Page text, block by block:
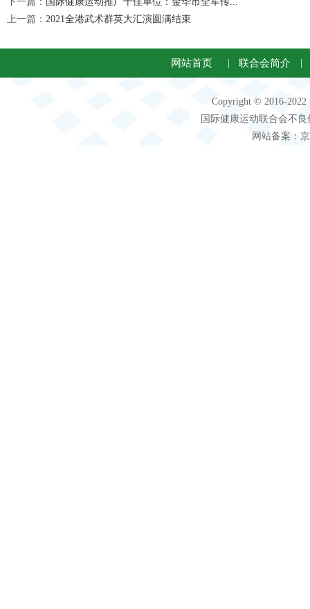
上一篇： 2021全港武术群英大汇演圆满结束
网站首页 联合会简介
Copyright © 2016-
国际健康运动联合会不
网站备案：